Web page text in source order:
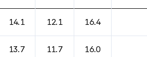
14.1 12.1 16.4
13.7 11.7 16.0